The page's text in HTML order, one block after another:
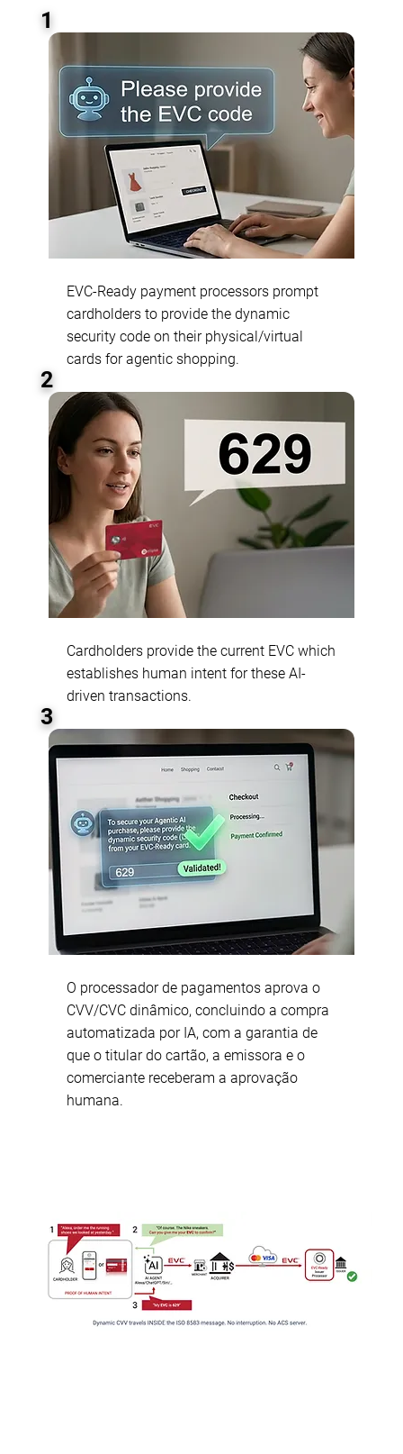
EVC-Ready payment processors prompt
cardholders to provide the dynamic
security code on their physical/virtual
cards for agentic shopping.
1
Cardholders provide the current EVC which
establishes human intent for these AI-
driven transactions.
2
O processador de pagamentos aprova o
CVV/CVC dinâmico, concluindo a compra
automatizada por IA, com a garantia de
que o titular do cartão, a emissora e o
comerciante receberam a aprovação
humana.
3